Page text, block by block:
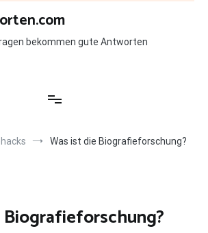
bekommen gute Antworten
Was ist die Biografieforschung?